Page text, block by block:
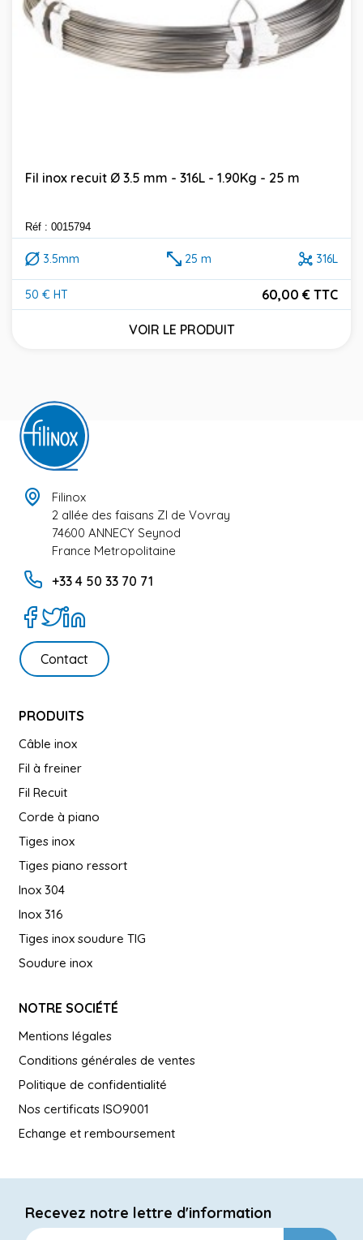
Fil inox recuit Ø 3.5 mm - 316L - 1.90Kg - 25 m
Réf : 0015794
3.5mm 25 m 316L
50 € HT
Prix
60,00 € TTC
VOIR LE PRODUIT
Filinox
2 allée des faisans ZI de Vovray
74600 ANNECY Seynod
France Metropolitaine
+33 4 50 33 70 71
Contact
PRODUITS
Câble inox
Fil à freiner
Fil Recuit
Corde à piano
Tiges inox
Tiges piano ressort
Inox 304
Inox 316
Tiges inox soudure TIG
Soudure inox
NOTRE SOCIÉTÉ
Mentions légales
Conditions générales de ventes
Politique de confidentialité
Nos certificats ISO9001
Echange et remboursement
Recevez notre lettre d'information